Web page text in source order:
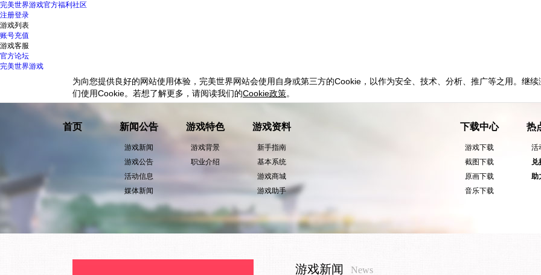
完美世界游戏官方福利社区
注册登录
游戏列表
账号充值
游戏客服
官方论坛
完美世界游戏
为向您提供良好的网站使用体验，完美世界网站会使用自身或第三方的Cookie ，以作为安全、技术、分析、推广等之用。继
们使用Cookie。若想了解更多，请阅读我们的Cookie政策。
首页 新闻公告
游戏新闻
游戏公告
活动信息
媒体新闻
游戏特色
游戏背景
职业介绍
游戏资料
新手指南
基本系统
游戏商城
游戏助手
下载中心
游戏下载
截图下载
原画下载
音乐下载
热
活
兑
助
游戏新闻 News